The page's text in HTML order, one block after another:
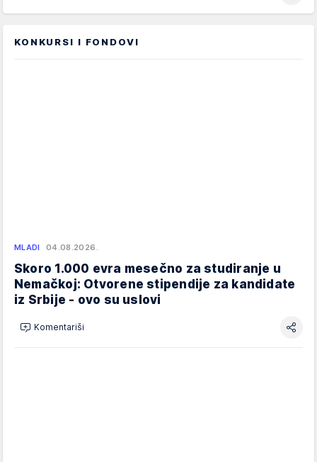
KONKURSI I FONDOVI
MLADI 04.08.2026.
Skoro 1.000 evra mesečno za studiranje u
Nemačkoj: Otvorene stipendije za kandidate
iz Srbije - ovo su uslovi
Komentariši